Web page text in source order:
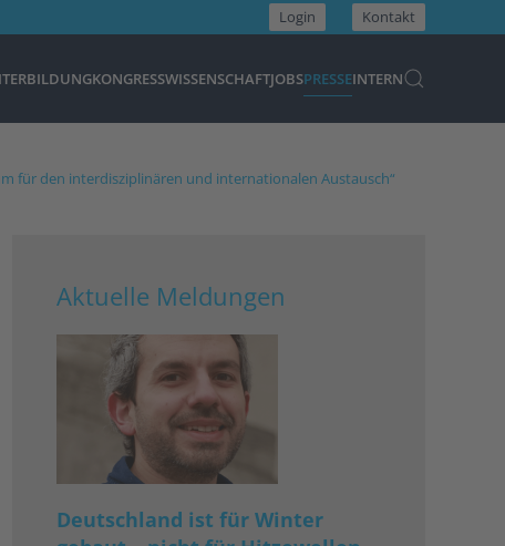
Login Kontakt
KONGRESSWISSENSCHAFTJOBSPRESSEINTERN
für den interdisziplinären und internationalen Austausch“
Aktuelle Meldungen
Deutschland ist für Winter